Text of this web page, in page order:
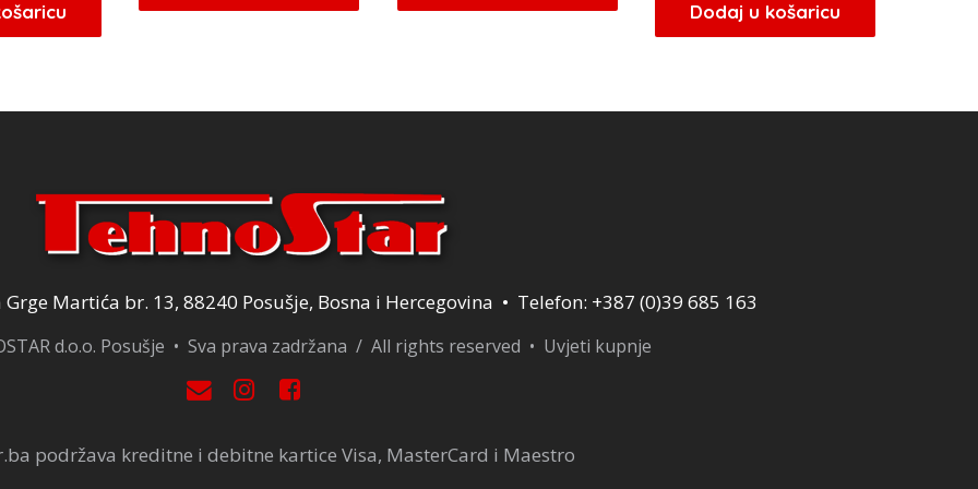
je:
13,09 KM.
je:
5,10 KM.
je:
34,85 KM.
bila
je:
je:
21,25 KM.
Dodaj u košaricu
Grge Martića br. 13, 88240 Posušje, Bosna i Hercegovina • Telefon: +387 (0)39 685 163
d.o.o. Posušje • Sva prava zadržana / All rights reserved • Uvjeti kupnje
podržava kreditne i debitne kartice Visa, MasterCard i Maestro